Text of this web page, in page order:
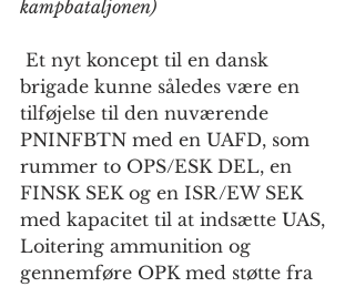
kampbataljonen)
brigade kunne således være en
tilføjelse til den nuværende
PNINFBTN med en UAFD, som
rummer to OPS/ESK DEL, en
FINSK SEK og en ISR/EW SEK
med kapacitet til at indsætte UAS,
Loitering ammunition og
gennemføre OPK med støtte fra